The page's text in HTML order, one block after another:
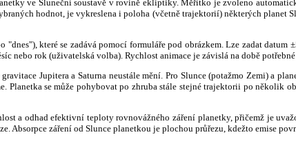
ve Sluneční soustavě v rovině ekliptiky. Měřítko je zvoleno
hodnot, je vykreslena i poloha (včetně trajektorií) některých planet
které se zadává pomocí formuláře pod obrázkem. Lze zadat
nebo rok (uživatelská volba). Rychlost animace je závislá na době
Jupitera a Saturna neustále mění. Pro Slunce (potažmo Zemi) a
Planetka se může pohybovat po zhruba stále stejné trajektorii po
a odhad efektivní teploty rovnovážného záření planetky, přičemž je
Absorpce záření od Slunce planetkou je plochou průřezu, kdežto emise